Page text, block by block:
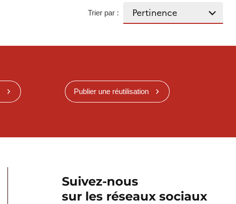
Trier par :
Publier une réutilisation
Suivez-nous
sur les réseaux sociaux